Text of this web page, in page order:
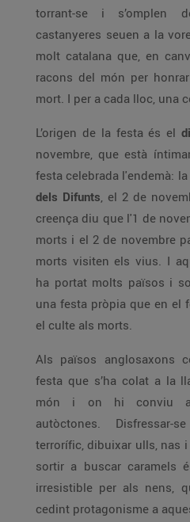
torrant-se i s’omplen
castanyeres seuen a la
molt catalana que, en
racons del món per
mort. I per a cada lloc, una
L’origen de la festa és el
novembre, que està
festa celebrada l'endemà: la
dels Difunts, el 2 de
creença diu que l'1 de
morts i el 2 de novembre
morts visiten els vius. I
ha portat molts països i
una festa pròpia que en el
el culte als morts.
Als països anglosaxons
festa que s’ha colat a la
món i on hi conviu
autòctones. Disfressar-
terrorífic, dibuixar ulls, nas
sortir a buscar caramels
irresistible per als nens,
cedint protagonisme a